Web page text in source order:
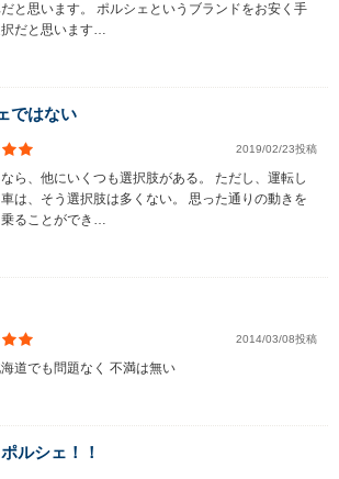
と思います。 ポルシェというブランドをお安く手
だと思います…
ではない
2019/02/23投稿
ら、他にいくつも選択肢がある。 ただし、運転し
は、そう選択肢は多くない。 思った通りの動きを
乗ることができ…
2014/03/08投稿
道でも問題なく 不満は無い
ルシェ！！